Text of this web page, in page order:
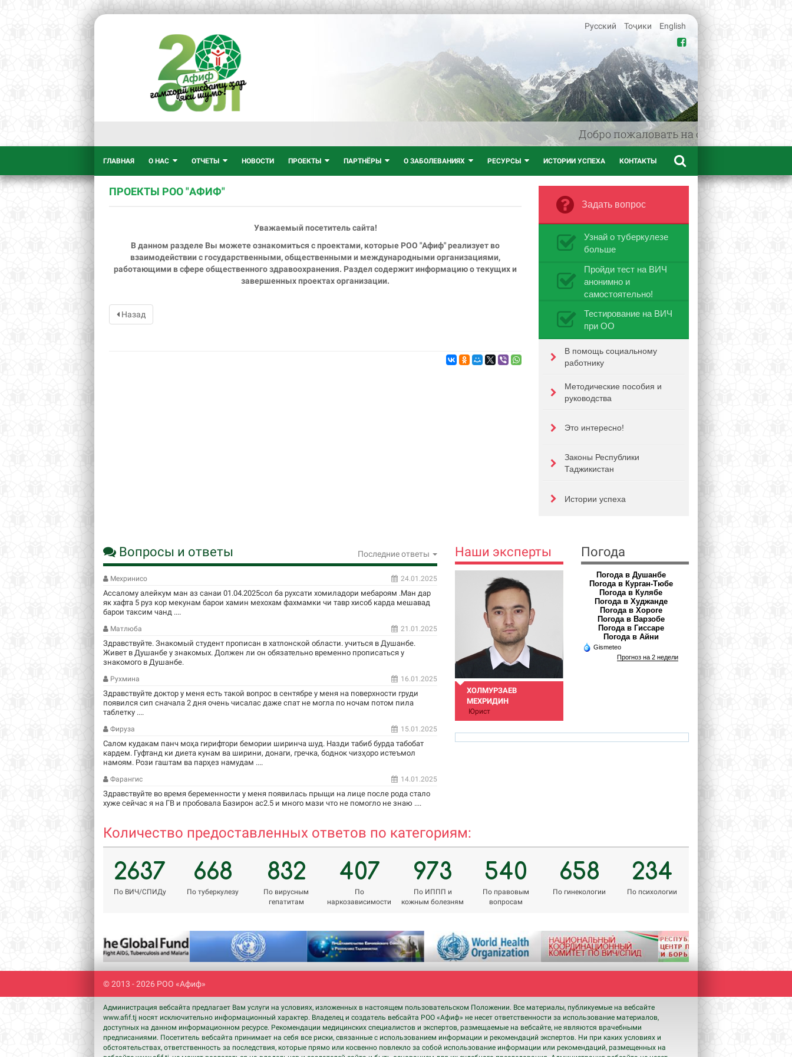
Добро пожаловать на сайт www.afif.tj -
Русский Тоҷики English
ГЛАВНАЯ О НАС ОТЧЕТЫ НОВОСТИ ПРОЕКТЫ ПАРТНЁРЫ О ЗАБОЛЕВАНИЯХ РЕСУРСЫ ИСТОРИИ УСПЕХА КОНТАКТЫ
ПРОЕКТЫ РОО "АФИФ"
Уважаемый посетитель сайта!
В данном разделе Вы можете ознакомиться с проектами, которые РОО "Афиф" реализует во
взаимодействии с государственными, общественными и международными организациями,
работающими в сфере общественного здравоохранения. Раздел содержит информацию о текущих и
завершенных проектах организации.
Назад
Задать вопрос
Узнай о туберкулезе
больше
Пройди тест на ВИЧ
анонимно и
самостоятельно!
Тестирование на ВИЧ
при ОО
В помощь социальному
работнику
Методические пособия и
руководства
Это интересно!
Законы Республики
Таджикистан
Истории успеха
Вопросы и ответы Последние ответы
Мехринисо 24.01.2025
Ассалому алейкум ман аз санаи 01.04.2025сол ба рухсати хомиладори мебароям .Ман дар
як хафта 5 руз кор мекунам барои хамин мехохам фахмамки чи тавр хисоб карда мешавад
барои таксим чанд ....
Матлюба 21.01.2025
Здравствуйте. Знакомый студент прописан в хатлонской области. учиться в Душанбе.
Живет в Душанбе у знакомых. Должен ли он обязательно временно прописаться у
знакомого в Душанбе.
Рухмина 16.01.2025
Здравствуйте доктор у меня есть такой вопрос в сентябре у меня на поверхности груди
появился сип сначала 2 дня очень чисалас даже спат не могла по ночам потом пила
таблетку ....
Фируза 15.01.2025
Салом кудакам панч моҳа гирифтори бемории ширинча шуд. Назди табиб бурда табобат
кардем. Гуфтанд ки диета кунам ва ширини, донаги, гречка, боднок чизҳоро истеъмол
намоям. Рози гаштам ва парҳез намудам ....
Фарангис 14.01.2025
Здравствуйте во время беременности у меня появилась прыщи на лице после рода стало
хуже сейчас я на ГВ и пробовала Базирон ас2.5 и много мази что не помогло не знаю ....
Наши эксперты
ХОЛМУРЗАЕВ
МЕХРИДИН
Юрист
Погода
Погода в Душанбе
Погода в Курган-Тюбе
Погода в Кулябе
Погода в Худжанде
Погода в Хороге
Погода в Варзобе
Погода в Гиссаре
Погода в Айни
Gismeteo
Прогноз на 2 недели
Количество предоставленных ответов по категориям:
2637
По ВИЧ/СПИДу
668
По туберкулезу
832
По вирусным
гепатитам
407
По
наркозависимости
973
По ИППП и
кожным болезням
540
По правовым
вопросам
658
По гинекологии
234
По психологии
Previous Next
© 2013 - 2026 РОО «Афиф»
Администрация вебсайта предлагает Вам услуги на условиях, изложенных в настоящем пользовательском Положении. Все материалы, публикуемые на вебсайте
www.afif.tj носят исключительно информационный характер. Владелец и создатель вебсайта РОО «Афиф» не несет ответственности за использование материалов,
доступных на данном информационном ресурсе. Рекомендации медицинских специалистов и экспертов, размещаемые на вебсайте, не являются врачебными
предписаниями. Посетитель вебсайта принимает на себя все риски, связанные с использованием информации и рекомендаций экспертов. Ни при каких условиях и
обстоятельствах, ответственность за последствия, которые прямо или косвенно повлекло за собой использование информации или рекомендаций, размещенных на